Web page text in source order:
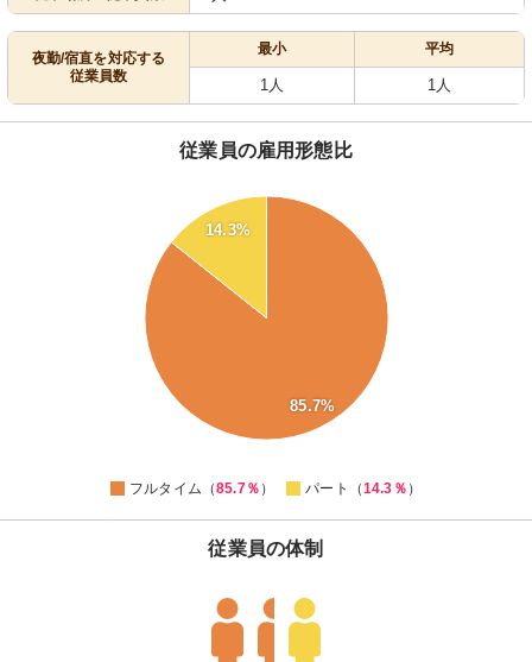
夜勤/宿直を対応する
従業員数
最小 平均
1人 1人
従業員の雇用形態比
85.7%
14.3%
フルタイム（85.7％ ） パート（14.3％ ）
従業員の体制